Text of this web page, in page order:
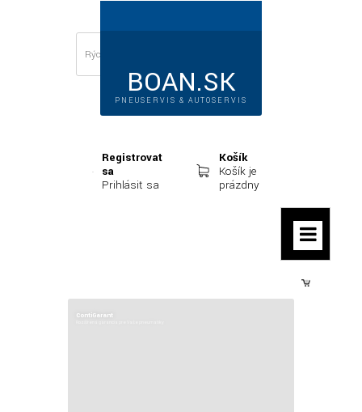
BOAN.SK
PNEUSERVIS & AUTOSERVIS
Registrovať
sa
Prihlásiť sa
Košík
Košík je
prázdny
ContiGarant